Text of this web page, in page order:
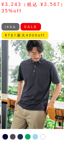
¥3,243（税込 ¥3,567）
35%off
ikka SALE
ﾓｱｵﾌ最大4000off